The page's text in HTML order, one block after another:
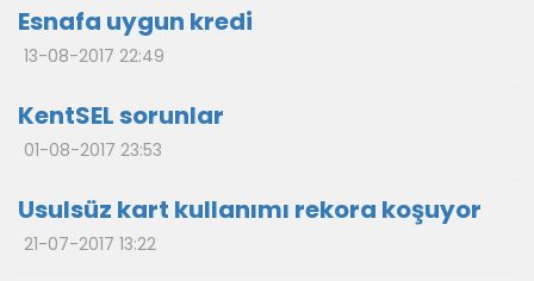
Esnafa uygun kredi
13-08-2017 22:49
KentSEL sorunlar
01-08-2017 23:53
Usulsüz kart kullanımı rekora koşuyor
21-07-2017 13:22